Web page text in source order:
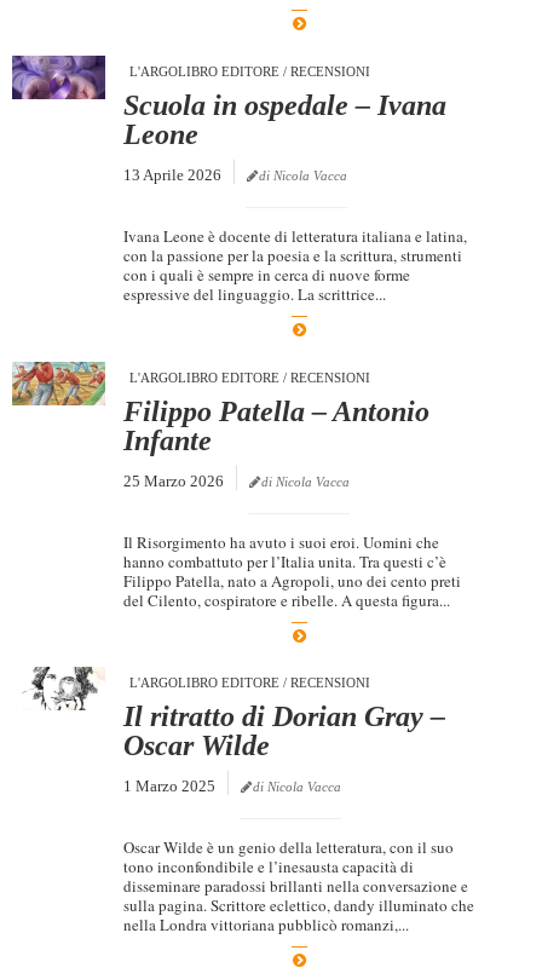
Rassegna Stampa
Archivio
Partnership
Giallo Stresa
Tabù Festival 2014
A Tutto Volume
L'ARGOLIBRO EDITORE/ RECENSIONI
Scuola in ospedale – Ivana
Leone
13 Aprile 2026 di Nicola Vacca
Ivana Leone è docente di letteratura italiana e latina,
con la passione per la poesia e la scrittura, strumenti
con i quali è sempre in cerca di nuove forme
espressive del linguaggio. La scrittrice...
L'ARGOLIBRO EDITORE/ RECENSIONI
Filippo Patella – Antonio
Infante
25 Marzo 2026 di Nicola Vacca
Il Risorgimento ha avuto i suoi eroi. Uomini che
hanno combattuto per l’Italia unita. Tra questi c’è
Filippo Patella, nato a Agropoli, uno dei cento preti
del Cilento, cospiratore e ribelle. A questa figura...
L'ARGOLIBRO EDITORE/ RECENSIONI
Il ritratto di Dorian Gray –
Oscar Wilde
1 Marzo 2025 di Nicola Vacca
Oscar Wilde è un genio della letteratura, con il suo
tono inconfondibile e l’inesausta capacità di
disseminare paradossi brillanti nella conversazione e
sulla pagina. Scrittore eclettico, dandy illuminato che
nella Londra vittoriana pubblicò romanzi,...